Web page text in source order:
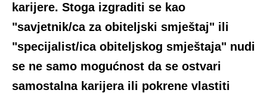
karijere. Stoga izgraditi se kao
"savjetnik/ca za obiteljski smještaj" ili
"specijalist/ica obiteljskog smještaja" nudi
se ne samo mogućnost da se ostvari
samostalna karijera ili pokrene vlastiti